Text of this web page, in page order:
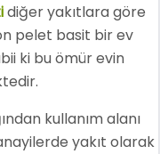
diğer yakıtlara göre
pelet basit bir ev
ki bu ömür evin
kullanım alanı
yakıt olarak